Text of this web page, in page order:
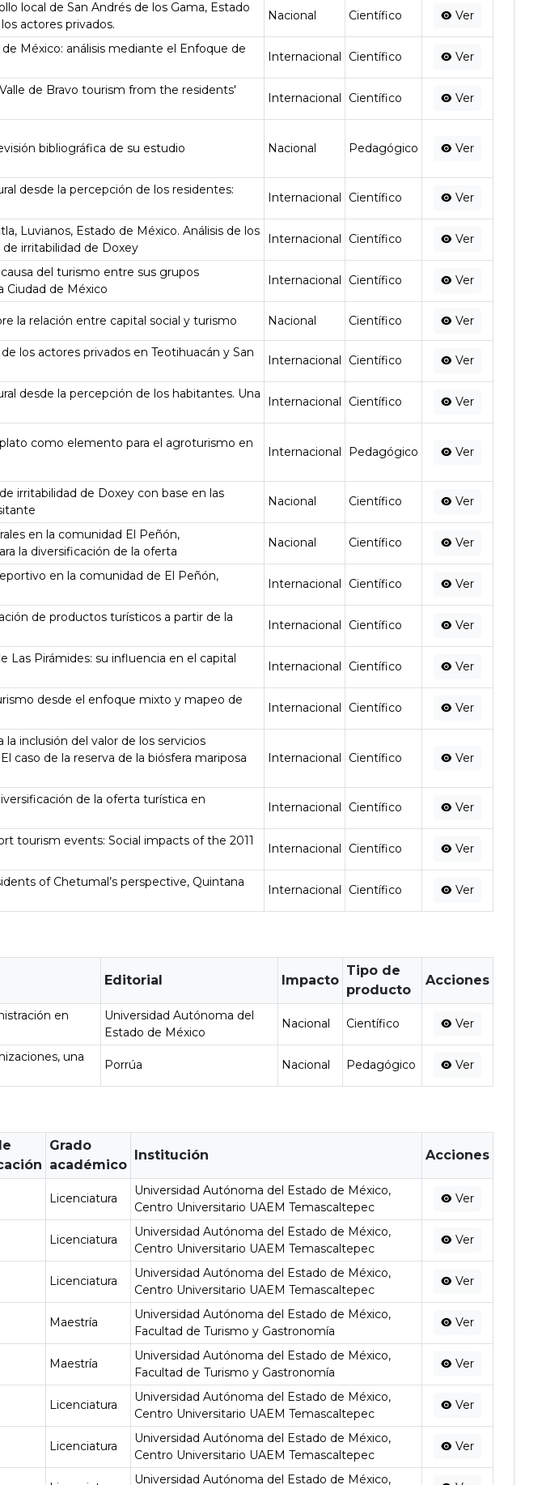
local de San Andrés de los Gama, Estado
actores privados.
Nacional Científico Ver
México: análisis mediante el Enfoque de
Internacional Científico Ver
de Bravo tourism from the residents'
Internacional Científico Ver
bibliográfica de su estudio Nacional Pedagógico Ver
desde la percepción de los residentes:
Internacional Científico Ver
Luvianos, Estado de México. Análisis de los
irritabilidad de Doxey
Internacional Científico Ver
del turismo entre sus grupos
Ciudad de México
Internacional Científico Ver
la relación entre capital social y turismo Nacional Científico Ver
los actores privados en Teotihuacán y San
Internacional Científico Ver
desde la percepción de los habitantes. Una
Internacional Científico Ver
como elemento para el agroturismo en
Internacional Pedagógico Ver
irritabilidad de Doxey con base en las
Nacional Científico Ver
en la comunidad El Peñón,
la diversificación de la oferta
Nacional Científico Ver
en la comunidad de El Peñón,
Internacional Científico Ver
de productos turísticos a partir de la
Internacional Científico Ver
Las Pirámides: su influencia en el capital
Internacional Científico Ver
desde el enfoque mixto y mapeo de
Internacional Científico Ver
inclusión del valor de los servicios
caso de la reserva de la biósfera mariposa
Internacional Científico Ver
de la oferta turística en
Internacional Científico Ver
tourism events: Social impacts of the 2011
Internacional Científico Ver
of Chetumal’s perspective, Quintana
Internacional Científico Ver
Editorial Impacto
Tipo de
producto
Acciones
en
Universidad Autónoma del
Estado de México
Nacional Científico Ver
una
Porrúa Nacional Pedagógico Ver
Grado
académico
Institución Acciones
Licenciatura
Universidad Autónoma del Estado de México,
Centro Universitario UAEM Temascaltepec
Ver
Licenciatura
Universidad Autónoma del Estado de México,
Centro Universitario UAEM Temascaltepec
Ver
Licenciatura
Universidad Autónoma del Estado de México,
Centro Universitario UAEM Temascaltepec
Ver
Maestría
Universidad Autónoma del Estado de México,
Facultad de Turismo y Gastronomía
Ver
Maestría
Universidad Autónoma del Estado de México,
Facultad de Turismo y Gastronomía
Ver
Licenciatura
Universidad Autónoma del Estado de México,
Centro Universitario UAEM Temascaltepec
Ver
Licenciatura
Universidad Autónoma del Estado de México,
Centro Universitario UAEM Temascaltepec
Ver
Universidad Autónoma del Estado de México,